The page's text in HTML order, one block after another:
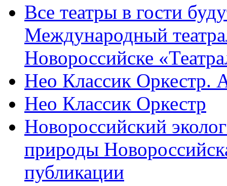
Все театры в гости
Международный
Новороссийске
Нео Классик Оркестр.
Нео Классик Оркестр
Новороссийский
природы
публикации